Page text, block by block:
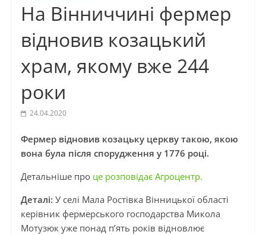
На Вінниччині фермер
відновив козацький
храм, якому вже 244
роки
24.04.2020
Фермер відновив козацьку церкву такою, якою
вона була після спорудження у 1776 році.
Детальніше проце розповідає Агроцентр.
Деталі: У селі Мала Ростівка Вінницької області
керівник фермерського господарства Микола
Мотузюк уже понад п’ять років відновлює